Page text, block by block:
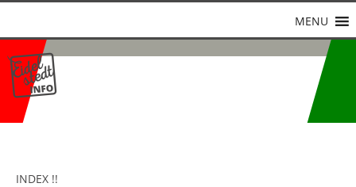
MENU
INDEX !!